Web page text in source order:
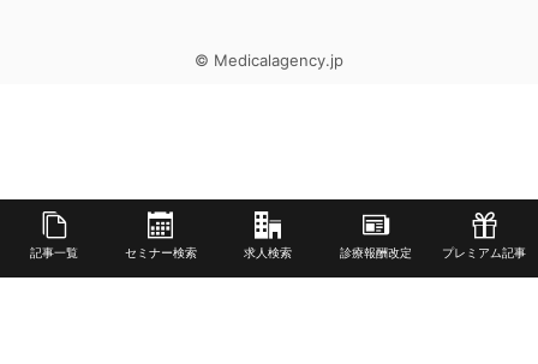
記事一覧 セミナー検索 求人検索 診療報酬改定 プレミアム記事
© Medicalagency.jp